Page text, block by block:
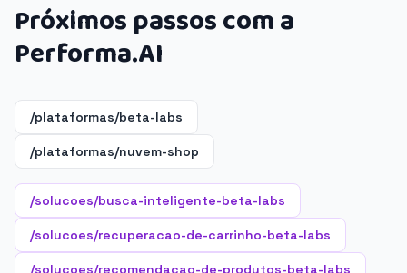
Próximos passos com a
Performa.AI
/plataformas/beta-labs
/plataformas/nuvem-shop
/solucoes/busca-inteligente-beta-labs
/solucoes/recuperacao-de-carrinho-beta-labs
/solucoes/recomendacao-de-produtos-beta-labs